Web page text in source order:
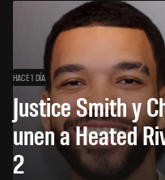
HACE 1 DÍA
Justice Smith y
unen a Heated
2